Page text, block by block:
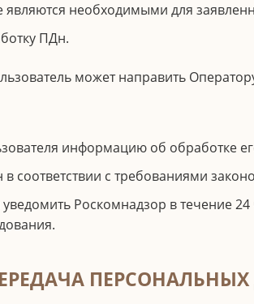
необходимыми для
ПДн.
может направить
информацию об обработке
соответствии с требованиями
Роскомнадзор в течение